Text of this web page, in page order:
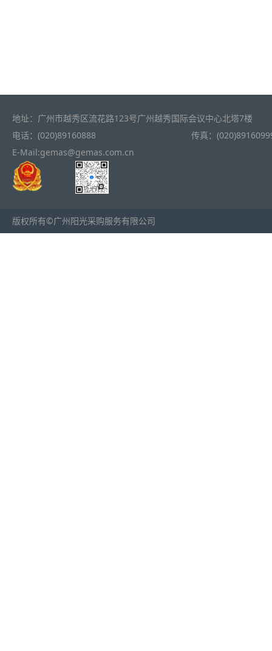
地址：广州市越秀区流花路123号广州越秀国际会议中心北塔7楼
电话：(020)89160888
传真：
E-Mail:gemas@gemas.com.cn
版权所有©广州阳光采购服务有限公司